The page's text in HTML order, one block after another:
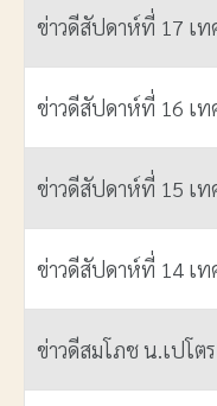
ข่าวดีสัปดาห์ที่ 17 เท
ข่าวดีสัปดาห์ที่ 16 เท
ข่าวดีสัปดาห์ที่ 15 เท
ข่าวดีสัปดาห์ที่ 14 เท
ข่าวดีสมโภช น.เปโต